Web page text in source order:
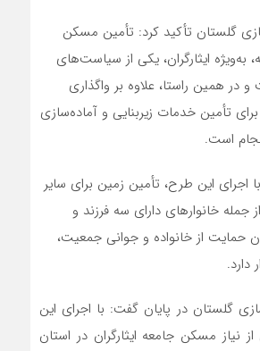
گلستان تأکید کرد: تأمین مسکن
به‌ویژه ایثارگران، یکی از سیاست‌های
در همین راستا، علاوه بر واگذاری
برای تأمین خدمات زیربنایی و آماده‌سازی
است.
اجرای این طرح، تأمین زمین برای سایر
خانوارهای دارای سه فرزند و
حمایت از خانواده و جوانی جمعیت،
دارد.
گلستان در پایان گفت: با اجرای این
مسکن جامعه ایثارگران در استان